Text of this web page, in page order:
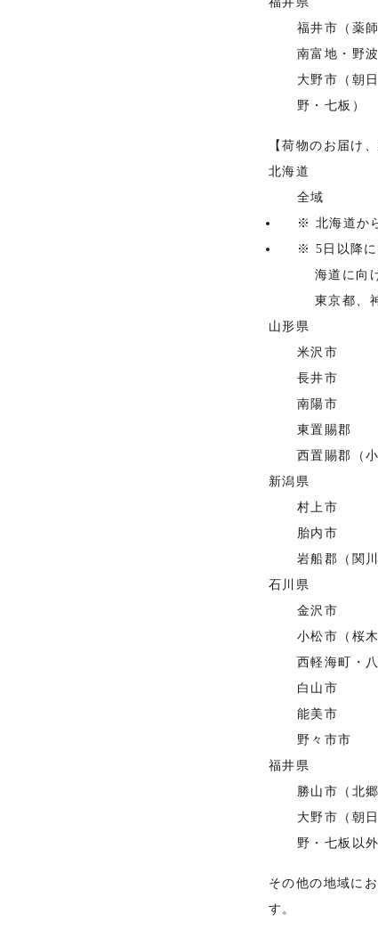
福井市（薬
南富地・野
大野市（朝
野・七板）
【荷物のお届け
北海道
全域
※ 北海道か
※ 5日以降に
海道に向
東京都、
山形県
米沢市
長井市
南陽市
東置賜郡
西置賜郡（
新潟県
村上市
胎内市
岩船郡（関川
石川県
金沢市
小松市（桜
西軽海町・
白山市
能美市
野々市市
福井県
勝山市（北
大野市（朝
野・七板以外
その他の地域に
す。